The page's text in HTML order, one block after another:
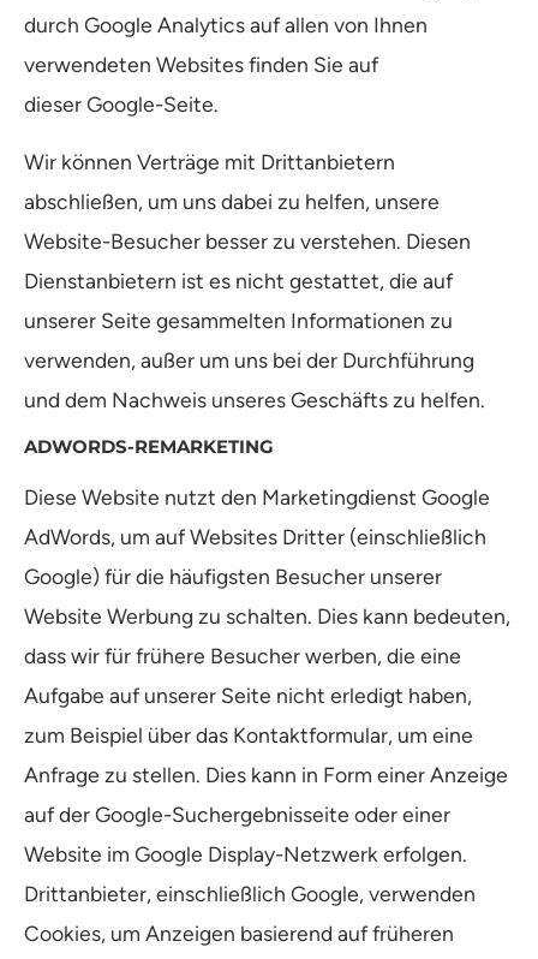
durch Google Analytics auf allen von Ihnen
verwendeten Websites finden Sie auf
dieser Google-Seite.
Wir können Verträge mit Drittanbietern
abschließen, um uns dabei zu helfen, unsere
Website-Besucher besser zu verstehen. Diesen
Dienstanbietern ist es nicht gestattet, die auf
unserer Seite gesammelten Informationen zu
verwenden, außer um uns bei der Durchführung
und dem Nachweis unseres Geschäfts zu helfen.
ADWORDS-REMARKETING
Diese Website nutzt den Marketingdienst Google
AdWords, um auf Websites Dritter (einschließlich
Google) für die häufigsten Besucher unserer
Website Werbung zu schalten. Dies kann bedeuten,
dass wir für frühere Besucher werben, die eine
Aufgabe auf unserer Seite nicht erledigt haben,
zum Beispiel über das Kontaktformular, um eine
Anfrage zu stellen. Dies kann in Form einer Anzeige
auf der Google-Suchergebnisseite oder einer
Website im Google Display-Netzwerk erfolgen.
Drittanbieter, einschließlich Google, verwenden
Cookies, um Anzeigen basierend auf früheren